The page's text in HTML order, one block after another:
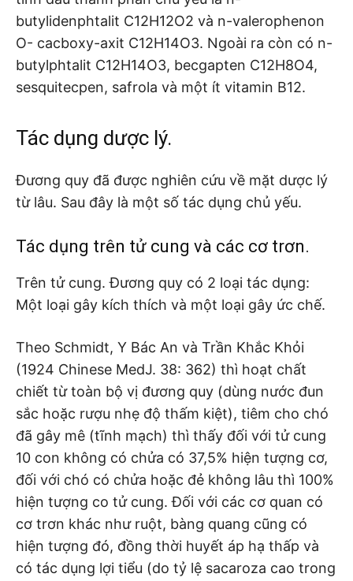
butylidenphtalit C12H12O2 và n-valerophenon
O- cacboxy-axit C12H14O3. Ngoài ra còn có n-
butylphtalit C12H14O3, becgapten C12H8O4,
sesquitecpen, safrola và một ít vitamin B12.
Tác dụng dược lý.
Đương quy đã được nghiên cứu về mặt dược lý
từ lâu. Sau đây là một số tác dụng chủ yếu.
Tác dụng trên tử cung và các cơ trơn.
Trên tử cung. Đương quy có 2 loại tác dụng:
Một loại gây kích thích và một loại gây ức chế.
Theo Schmidt, Y Bác An và Trần Khắc Khỏi
(1924 Chinese MedJ. 38: 362) thì hoạt chất
chiết từ toàn bộ vị đương quy (dùng nước đun
sắc hoặc rượu nhẹ độ thấm kiệt), tiêm cho chó
đã gây mê (tĩnh mạch) thì thấy đối với tử cung
10 con không có chửa có 37,5% hiện tượng cơ,
đối với chó có chửa hoặc đẻ không lâu thì 100%
hiện tượng co tử cung. Đối với các cơ quan có
cơ trơn khác như ruột, bàng quang cũng có
hiện tượng đó, đồng thời huyết áp hạ thấp và
có tác dụng lợi tiểu (do tỷ lệ sacaroza cao trong